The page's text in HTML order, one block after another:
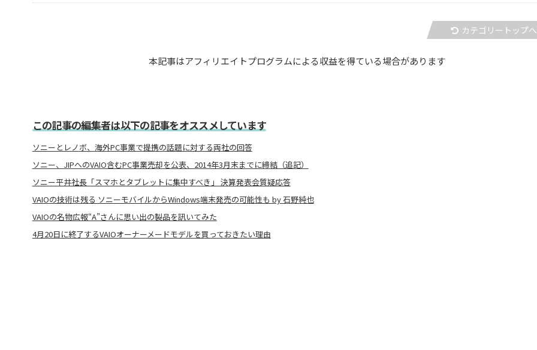
カテゴリートップへ
本記事はアフィリエイトプログラムによる収益を得ている場合があります
この記事の編集者は以下の記事をオススメしています
ソニーとレノボ、海外PC事業で提携の話題に対する両社の回答
ソニー、JIPへのVAIO含むPC事業売却を公表、2014年3月末までに締結（追記）
ソニー平井社長「スマホとタブレットに集中すべき」 決算発表会質疑応答
VAIOの技術は残る ソニーモバイルからWindows端末発売の可能性も by 石野純也
VAIOの名物広報“A”さんに思い出の製品を訊いてみた
4月20日に終了するVAIOオーナーメードモデルを買っておきたい理由